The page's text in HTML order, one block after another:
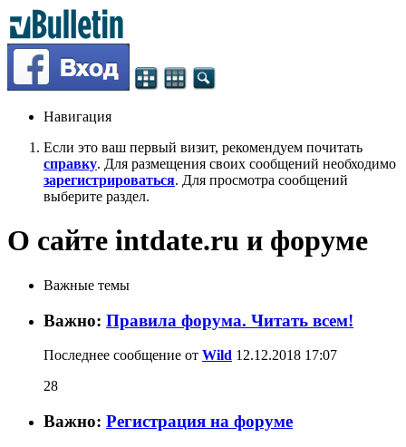
Навигация
Если это ваш первый визит, рекомендуем почитать
справку. Для размещения своих сообщений необходимо
зарегистрироваться. Для просмотра сообщений
выберите раздел.
О сайте intdate.ru и форуме
Важные темы
Важно: Правила форума. Читать всем!
Последнее сообщение от Wild 12.12.2018 17:07
28
Важно: Регистрация на форуме